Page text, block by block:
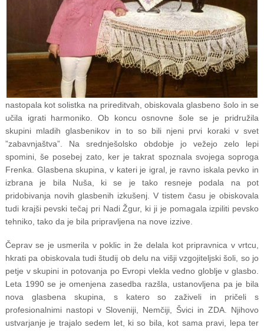
nastopala kot solistka na prireditvah, obiskovala glasbeno šolo in se
učila igrati harmoniko. Ob koncu osnovne šole se je pridružila
skupini mladih glasbenikov in to so bili njeni prvi koraki v svet
”zabavnjaštva”. Na srednješolsko obdobje jo vežejo zelo lepi
spomini, še posebej zato, ker je takrat spoznala svojega soproga
Frenka. Glasbena skupina, v kateri je igral, je ravno iskala pevko in
izbrana je bila Nuša, ki se je tako resneje podala na pot
pridobivanja novih glasbenih izkušenj. V tistem času je obiskovala
tudi krajši pevski tečaj pri Nadi Žgur, ki ji je pomagala izpiliti pevsko
tehniko, tako da je bila pripravljena na nove izzive.
Čeprav se je usmerila v poklic in že delala kot pripravnica v vrtcu,
hkrati pa obiskovala tudi študij ob delu na višji vzgojiteljski šoli, so jo
petje v skupini in potovanja po Evropi vlekla vedno globlje v glasbo.
Leta 1990 se je omenjena zasedba razšla, ustanovljena pa je bila
nova glasbena skupina, s katero so zaživeli in pričeli s
profesionalnimi nastopi v Sloveniji, Nemčiji, Švici in ZDA. Njihovo
ustvarjanje je trajalo sedem let, ki so bila, kot sama pravi, lepa ter